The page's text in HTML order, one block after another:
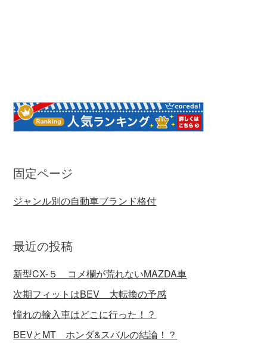
固定ページ
ジャンル別の自動車ブランド格付
最近の投稿
新型CX-５ コメ欄が荒れないMAZDA車
次期フィットはBEV 大転換の予感
憧れの輸入車はどこに行った！？
BEVとMT ホンダ&スバルの結論！？